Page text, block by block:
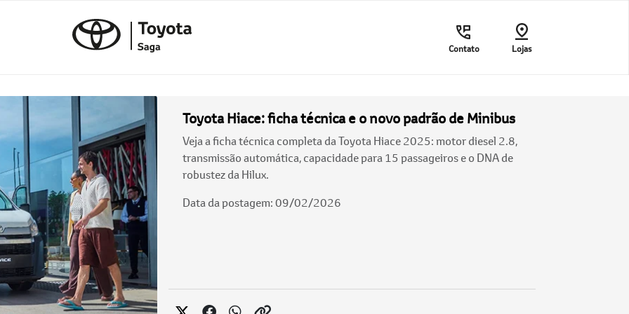
Contato Lojas
Toyota Hiace: ficha técnica e o novo padrão de Minibus
Veja a ficha técnica completa da Toyota Hiace 2025: motor diesel 2.8,
transmissão automática, capacidade para 15 passageiros e o DNA de
robustez da Hilux.
Data da postagem: 09/02/2026